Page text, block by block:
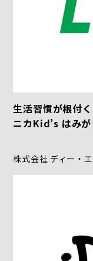
生活習慣が根付
ニカKid’s はみ
株式会社 ディー・